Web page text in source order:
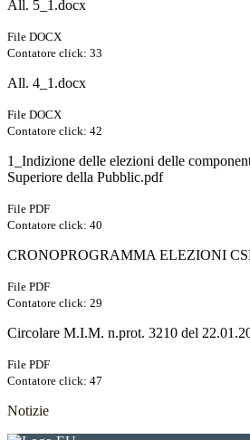
All. 5_1.docx
File DOCX
Contatore click: 33
All. 4_1.docx
File DOCX
Contatore click: 42
1_Indizione delle elezioni delle
Superiore della Pubblic.pdf
File PDF
Contatore click: 40
CRONOPROGRAMMA ELEZIONI
File PDF
Contatore click: 29
Circolare M.I.M. n.prot. 3210 del
File PDF
Contatore click: 47
Notizie